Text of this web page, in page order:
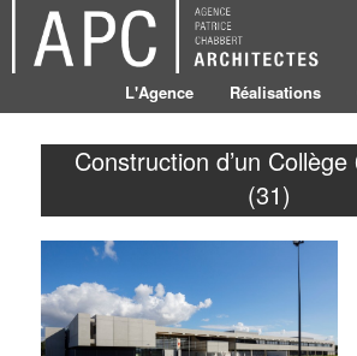
L'Agence Réalisations
Construction d’un
(31)